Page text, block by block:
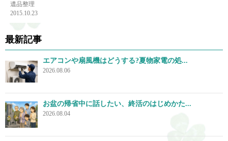
遺品整理
2015.10.23
最新記事
エアコンや扇風機はどうする?夏物家電の処...
2026.08.06
お盆の帰省中に話したい、終活のはじめかた...
2026.08.04